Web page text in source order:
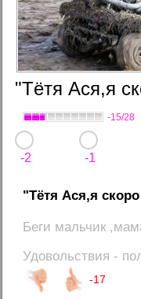
"Тётя Ася,я
-15/28
-2 -1
"Тётя Ася,я
Беги мальчик
Удовольствия -
-17